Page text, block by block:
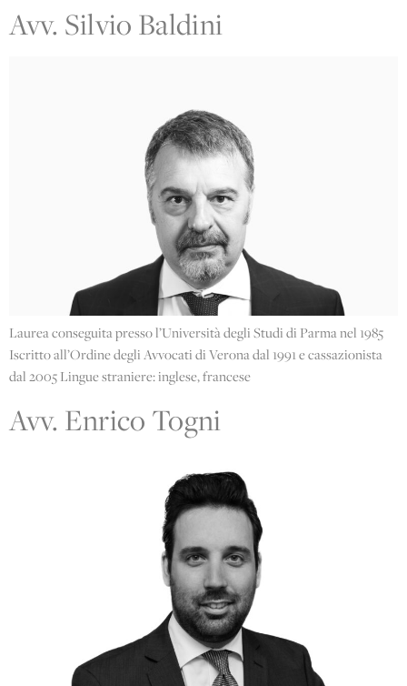
Avv. Silvio Baldini
Laurea conseguita presso l’Università degli Studi di Parma nel 1985
Iscritto all’Ordine degli Avvocati di Verona dal 1991 e cassazionista
dal 2005 Lingue straniere: inglese, francese
Avv. Enrico Togni